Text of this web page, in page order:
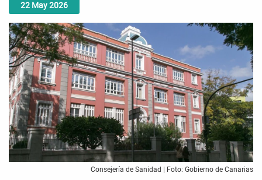
22 May2026
Consejería de Sanidad | Foto: Gobierno de Canarias